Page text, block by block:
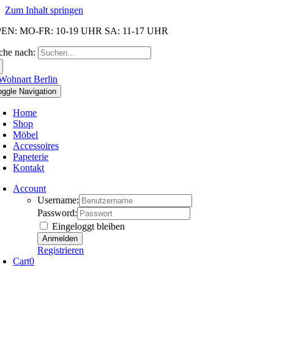
Zum Inhalt springen
MO-FR: 10-19 UHR SA: 11-17 UHR
nach:
Navigation
Home
Shop
Möbel
Accessoires
Papeterie
Kontakt
Account
Username:
Password:
Eingeloggt bleiben
Registrieren
Cart0